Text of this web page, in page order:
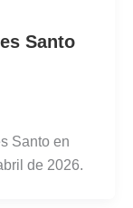
Santo
Santo en
de 2026.